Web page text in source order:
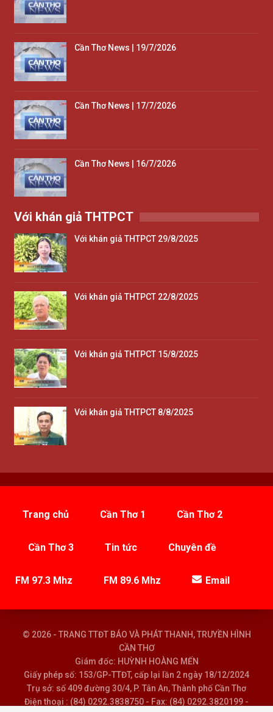
Cần Thơ News | 19/7/2026
Cần Thơ News | 17/7/2026
Cần Thơ News | 16/7/2026
Với khán giả THTPCT
Với khán giả THTPCT 29/8/2025
Với khán giả THTPCT 22/8/2025
Với khán giả THTPCT 15/8/2025
Với khán giả THTPCT 8/8/2025
Trang chủ Cần Thơ 1 Cần Thơ 2
Cần Thơ 3 Tin tức Chuyên đề
FM 97.3 Mhz FM 89.6 Mhz Email
© 2026 - TRANG TTĐT BÁO VÀ PHÁT THANH, TRUYỀN HÌNH
CẦN THƠ
Giám đốc: HUỲNH HOÀNG MẾN
Giấy phép số: 153/GP-TTĐT, cấp lại lần 2 ngày 18/12/2024
Trụ sở: số 409 đường 30/4, P. Tân An, Thành phố Cần Thơ
Điện thoại : (84) 0292.3838750 - Fax: (84) 0292.3820199 -